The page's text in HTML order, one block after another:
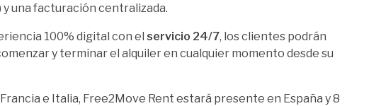
una facturación centralizada.
100% digital con el servicio 24/7, los clientes podrán
y terminar el alquiler en cualquier momento desde su
e Italia, Free2Move Rent estará presente en España y 8